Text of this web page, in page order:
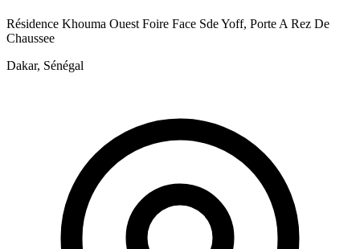
Résidence Khouma Ouest Foire Face Sde Yoff, Porte A Rez De
Chaussee
Dakar, Sénégal